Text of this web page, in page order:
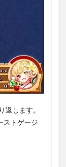
します。
ストゲージ